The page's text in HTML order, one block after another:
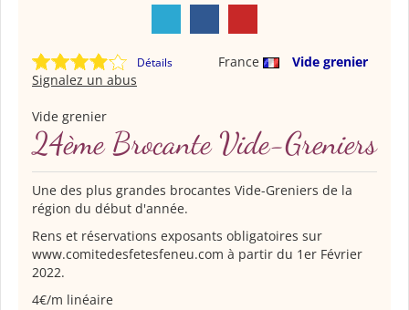
Détails France
Vide grenier
Signalez un abus
Vide grenier
24ème Brocante Vide-Greniers
Une des plus grandes brocantes Vide-Greniers de la
région du début d'année.
Rens et réservations exposants obligatoires sur
www.comitedesfetesfeneu.com à partir du 1er Février
2022.
4€/m linéaire